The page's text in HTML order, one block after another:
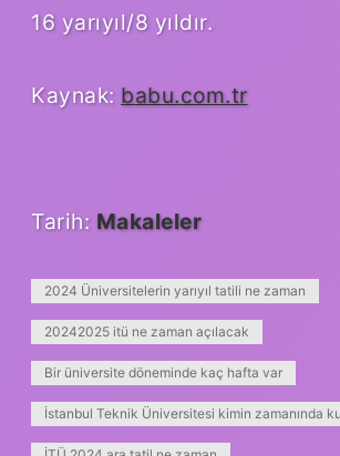
16 yarıyıl/8 yıldır.
Kaynak: babu.com.tr
Tarih: Makaleler
2024 Üniversitelerin yarıyıl tatili ne zaman
20242025 itü ne zaman açılacak
Bir üniversite döneminde kaç hafta var
İstanbul Teknik Üniversitesi kimin zamanında